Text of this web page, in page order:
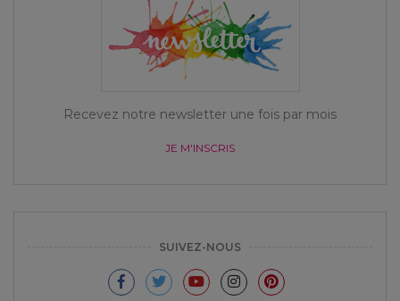
Recevez notre newsletter une fois par mois
JE M'INSCRIS
SUIVEZ-NOUS